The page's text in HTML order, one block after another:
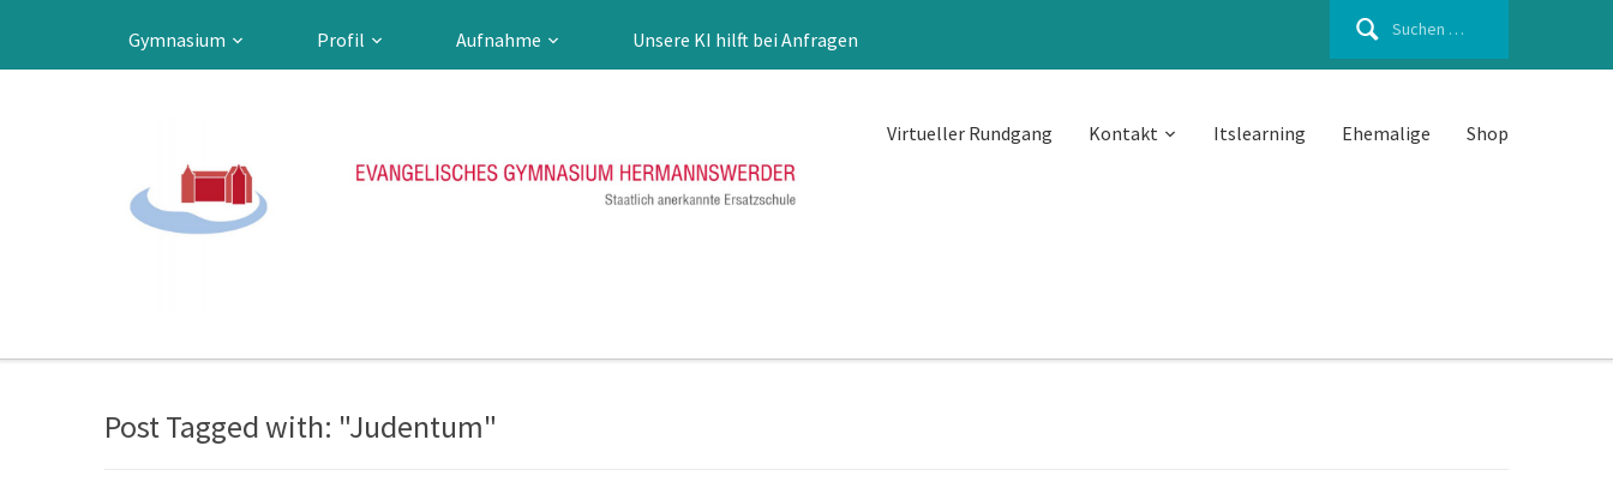
Suchen
Gymnasium Profil Aufnahme Unsere KI hilft bei Anfragen
Virtueller Rundgang Kontakt Itslearning Ehemalige Shop
Post Tagged with: "Judentum"